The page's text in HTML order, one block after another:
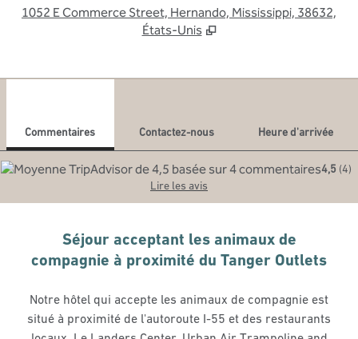
1052 E Commerce Street, Hernando, Mississippi, 38632,
États-Unis
Commentaires Contactez-nous
Heure d'arrivée
4,5 (4)
Lire les avis
Séjour acceptant les animaux de
compagnie à proximité du Tanger Outlets
Notre hôtel qui accepte les animaux de compagnie est
situé à proximité de l'autoroute I-55 et des restaurants